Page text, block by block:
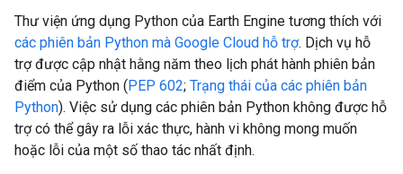
Thư viện ứng dụng Python của Earth Engine tương thích với
các phiên bản Python mà Google Cloud hỗ trợ. Dịch vụ hỗ
trợ được cập nhật hằng năm theo lịch phát hành phiên bản
điểm của Python (PEP 602; Trạng thái của các phiên bản
Python). Việc sử dụng các phiên bản Python không được hỗ
trợ có thể gây ra lỗi xác thực, hành vi không mong muốn
hoặc lỗi của một số thao tác nhất định.